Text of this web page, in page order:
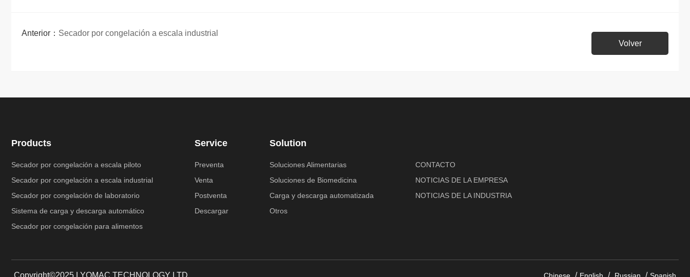
Anterior： Secador por congelación a escala industrial
Volver
Products
Secador por congelación a escala piloto
Secador por congelación a escala industrial
Secador por congelación de laboratorio
Sistema de carga y descarga automático
Secador por congelación para alimentos
Service
Preventa
Venta
Postventa
Descargar
Solution
Soluciones Alimentarias
Soluciones de Biomedicina
Carga y descarga automatizada
Otros
CONTACTO
NOTICIAS DE LA EMPRESA
NOTICIAS DE LA INDUSTRIA
Copyright©2025 LYOMAC TECHNOLOGY LTD / / /